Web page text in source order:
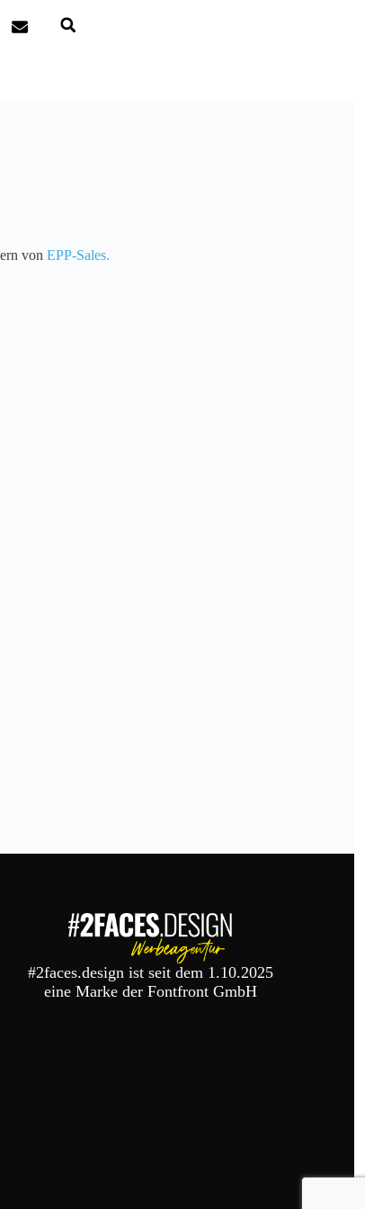
von EPP-Sales.
#2faces.design ist seit dem 1.10.2025
eine Marke der Fontfront GmbH